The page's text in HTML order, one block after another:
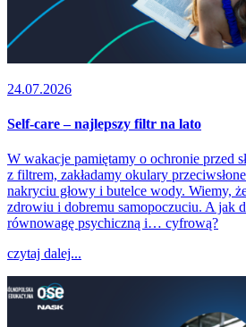
24.07.2026
Self-care – najlepszy filtr na lato
W wakacje pamiętamy o ochronie przed
z filtrem, zakładamy okulary
nakryciu głowy i butelce wody. Wiemy,
zdrowiu i dobremu samopoczuciu. A jak
równowagę psychiczną i… cyfrową?
czytaj dalej...